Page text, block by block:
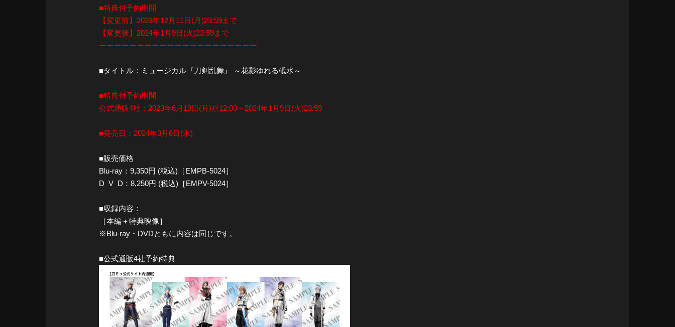
■特典付予約期間
【変更前】2023年12月11日(月)23:59まで
【変更後】2024年1月9日(火)23:59まで
ーーーーーーーーーーーーーーーーーーーーー
■タイトル：ミュージカル『刀剣乱舞』 ～花影ゆれる砥水～
■特典付予約期間
公式通販4社：2023年6月19日(月)昼12:00～2024年1月9日(火)23:59
■発売日：2024年3月6日(水)
■販売価格
Blu-ray：9,350円 (税込)［EMPB-5024］
D V D：8,250円 (税込)［EMPV-5024］
■収録内容：
［本編＋特典映像］
※Blu-ray・DVDともに内容は同じです。
■公式通販4社予約特典